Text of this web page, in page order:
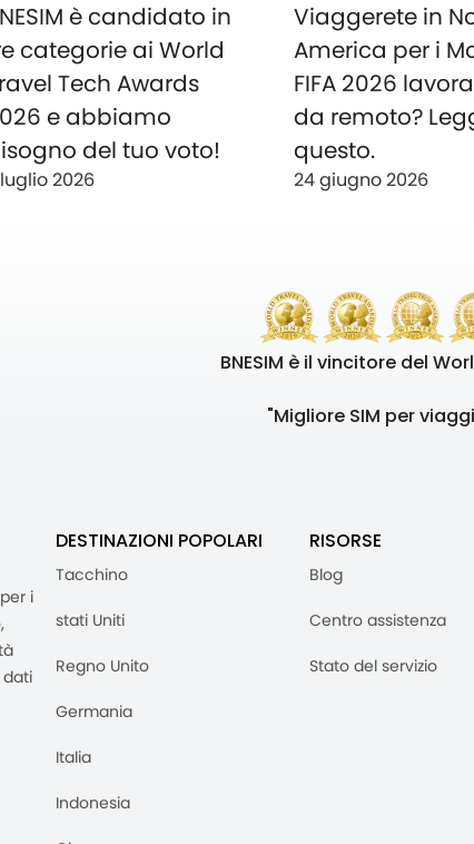
è candidato in
categorie ai World
Tech Awards
e abbiamo
del tuo voto!
2026
Viaggerete in
America per i
FIFA 2026
da remoto?
questo.
24 giugno 2026
BNESIM è il vincitore del
"Migliore SIM per
i
dati
DESTINAZIONI POPOLARI
Tacchino
stati Uniti
Regno Unito
Germania
Italia
Indonesia
RISORSE
Blog
Centro assistenza
Stato del servizio